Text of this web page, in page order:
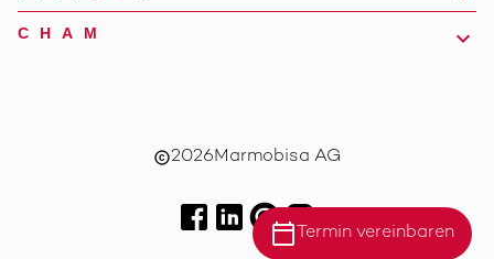
calendar_today Termin vereinbaren
CHAM
copyright2026Marmobisa AG